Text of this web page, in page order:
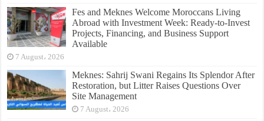
Fes and Meknes Welcome Moroccans Living
Abroad with Investment Week: Ready-to-Invest
Projects, Financing, and Business Support
Available
7 August، 2026
Meknes: Sahrij Swani Regains Its Splendor After
Restoration, but Litter Raises Questions Over
Site Management
7 August، 2026